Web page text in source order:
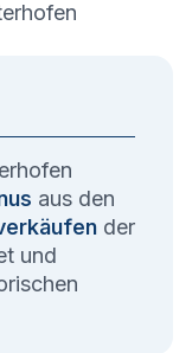
aus den
der
und